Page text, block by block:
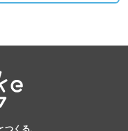
くる、